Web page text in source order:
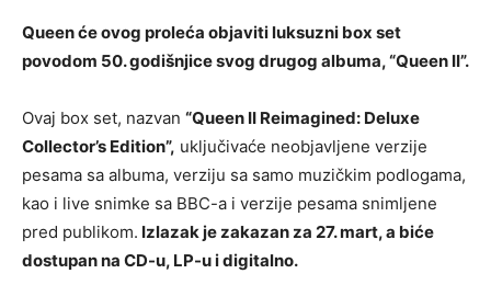
Queen će ovog proleća objaviti luksuzni box set
povodom 50. godišnjice svog drugog albuma, “Queen II”.
Ovaj box set, nazvan “Queen II Reimagined: Deluxe
Collector’s Edition”, uključivaće neobjavljene verzije
pesama sa albuma, verziju sa samo muzičkim podlogama,
kao i live snimke sa BBC-a i verzije pesama snimljene
pred publikom. Izlazak je zakazan za 27. mart, a biće
dostupan na CD-u, LP-u i digitalno.